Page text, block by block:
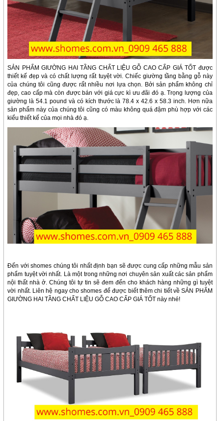
SẢN PHẨM GIƯỜNG HAI TẦNG CHẤT LIỆU GỖ CAO CẤP GIÁ TỐT được
thiết kế đẹp và có chất lượng rất tuyệt vời. Chiếc giường tầng bằng gỗ này
của chúng tôi cũng được rất nhiều nơi lựa chọn. Bởi sản phẩm không chỉ
đẹp, cao cấp mà còn được bán với giá cực kì ưu đãi đó ạ. Trọng lượng của
giường là 54.1 pound và có kích thước là 78.4 x 42.6 x 58.3 inch. Hơn nữa
sản phẩm này của chúng tôi cũng có màu không quá đậm phù hợp với các
kiểu thiết kế của mọi nhà đó ạ.
Đến với shomes chúng tôi nhất định bạn sẽ được cung cấp những mẫu sản
phẩm tuyệt vời nhất. Là một trong những nơi chuyên sản xuất các sản phẩm
nội thất nhà ở. Chúng tôi tự tin sẽ đem đến cho khách hàng những gì tuyệt
vời nhất. Liên hệ ngay cho shomes để được biết thêm chi tiết về SẢN PHẨM
GIƯỜNG HAI TẦNG CHẤT LIỆU GỖ CAO CẤP GIÁ TỐT này nhé!